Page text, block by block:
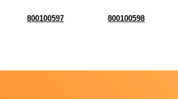
800100597 800100598